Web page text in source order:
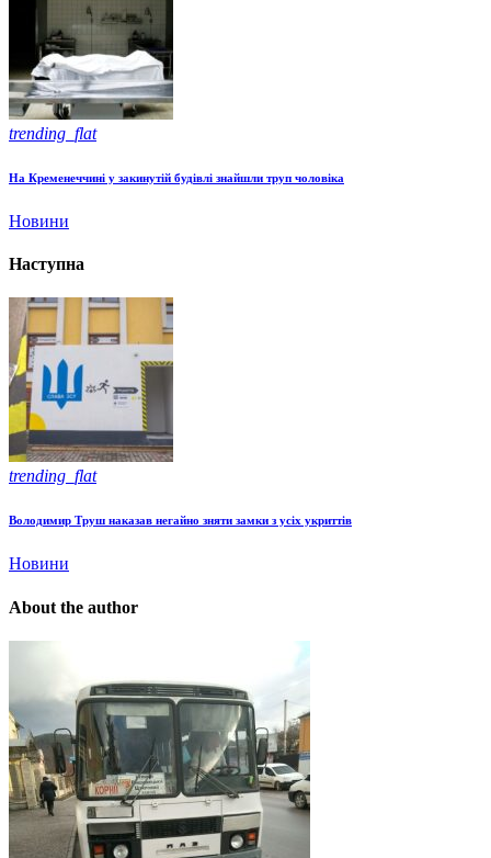
trending_flat
На Кременеччині у закинутій будівлі знайшли труп чоловіка
Новини
Наступна
trending_flat
Володимир Труш наказав негайно зняти замки з усіх укриттів
Новини
About the author